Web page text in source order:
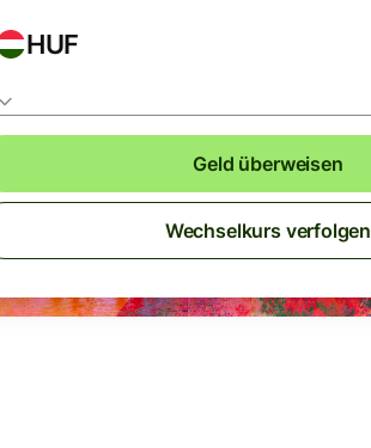
HUF
Geld überweisen
Wechselkurs verfolgen